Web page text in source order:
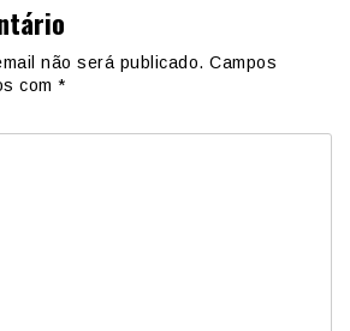
não será publicado. Campos
com *